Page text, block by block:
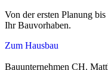
Von der ersten Planung
Ihr Bauvorhaben.
Zum Hausbau
Bauunternehmen CH.